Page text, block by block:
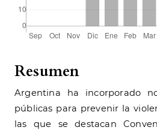
Resumen
Argentina ha incorporado
públicas para prevenir la
las que se destacan